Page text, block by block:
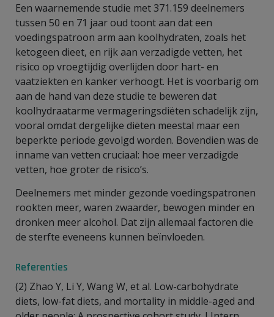
Een waarnemende studie met 371.159 deelnemers
tussen 50 en 71 jaar oud toont aan dat een
voedingspatroon arm aan koolhydraten, zoals het
ketogeen dieet, en rijk aan verzadigde vetten, het
risico op vroegtijdig overlijden door hart- en
vaatziekten en kanker verhoogt. Het is voorbarig om
aan de hand van deze studie te beweren dat
koolhydraatarme vermageringsdiëten schadelijk zijn,
vooral omdat dergelijke diëten meestal maar een
beperkte periode gevolgd worden. Bovendien was de
inname van vetten cruciaal: hoe meer verzadigde
vetten, hoe groter de risico’s.
Deelnemers met minder gezonde voedingspatronen
rookten meer, waren zwaarder, bewogen minder en
dronken meer alcohol. Dat zijn allemaal factoren die
de sterfte eveneens kunnen beïnvloeden.
Referenties
(2) Zhao Y, Li Y, Wang W, et al. Low-carbohydrate
diets, low-fat diets, and mortality in middle-aged and